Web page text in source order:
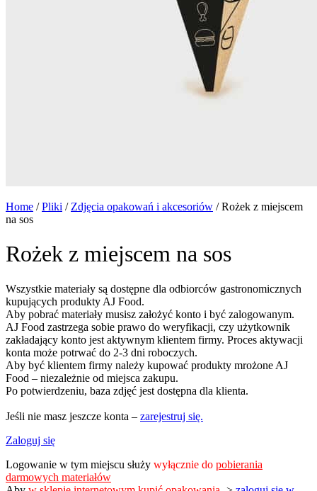
Home /Pliki / Zdjęcia opakowań i akcesoriów /Rożek z miejscem
na sos
Rożek z miejscem na sos
Wszystkie materiały są dostępne dla odbiorców gastronomicznych
kupujących produkty AJ Food.
Aby pobrać materiały musisz założyć konto i być zalogowanym.
AJ Food zastrzega sobie prawo do weryfikacji, czy użytkownik
zakładający konto jest aktywnym klientem firmy. Proces aktywacji
konta może potrwać do 2-3 dni roboczych.
Aby być klientem firmy należy kupować produkty mrożone AJ
Food – niezależnie od miejsca zakupu.
Po potwierdzeniu, baza zdjęć jest dostępna dla klienta.
Jeśli nie masz jeszcze konta – zarejestruj się.
Zaloguj się
Logowanie w tym miejscu służy wyłącznie do pobierania
darmowych materiałów